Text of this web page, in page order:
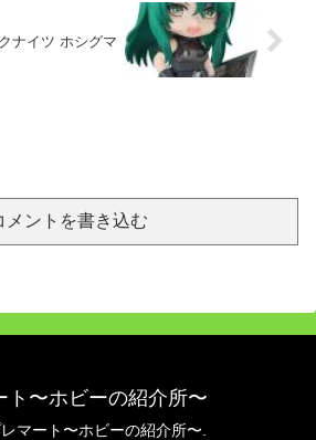
ナイツ ホシグマ
メントを書き込む
ト〜ホビーの紹介所〜
マート〜ホビーの紹介所〜.